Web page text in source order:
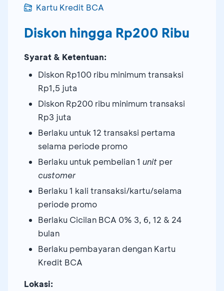
Kartu Kredit BCA
Diskon hingga Rp200 Ribu
Syarat & Ketentuan:
Diskon Rp100 ribu minimum transaksi
Rp1,5 juta
Diskon Rp200 ribu minimum transaksi
Rp3 juta
Berlaku untuk 12 transaksi pertama
selama periode promo
Berlaku untuk pembelian 1 unit per
customer
Berlaku 1 kali transaksi/kartu/selama
periode promo
Berlaku Cicilan BCA 0% 3, 6, 12 & 24
bulan
Berlaku pembayaran dengan Kartu
Kredit BCA
Lokasi: